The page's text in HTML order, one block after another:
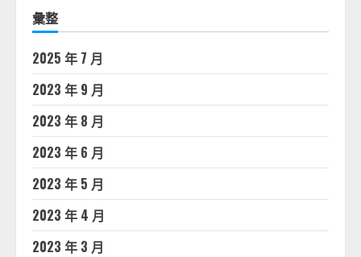
彙整
2025 年 7 月
2023 年 9 月
2023 年 8 月
2023 年 6 月
2023 年 5 月
2023 年 4 月
2023 年 3 月